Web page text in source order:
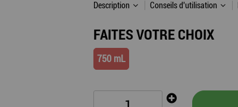
Description Conseils d'utilisation
FAITES VOTRE CHOIX
750 mL